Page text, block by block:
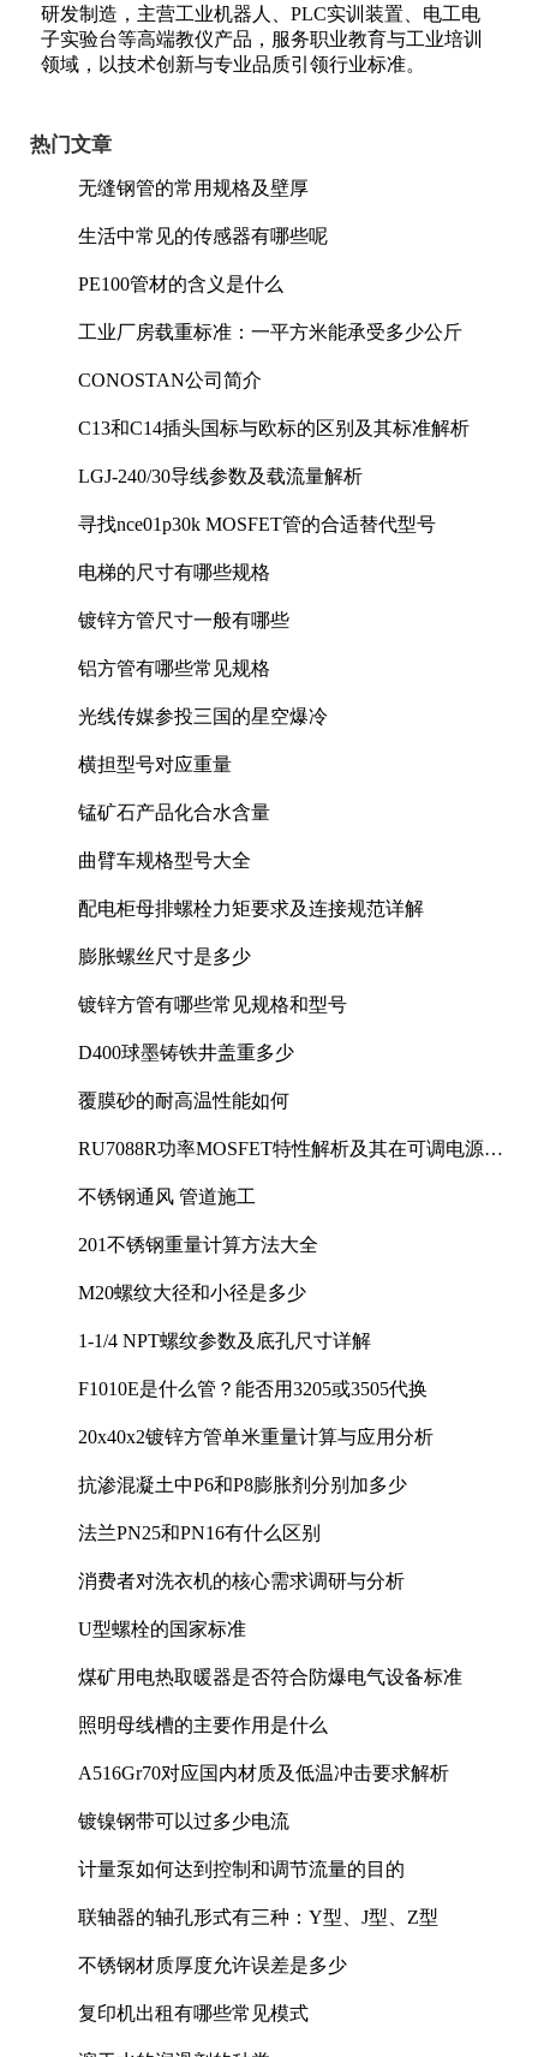
研发制造，主营工业机器人、PLC实训装置、电工电
子实验台等高端教仪产品，服务职业教育与工业培训
领域，以技术创新与专业品质引领行业标准。
热门文章
无缝钢管的常用规格及壁厚
生活中常见的传感器有哪些呢
PE100管材的含义是什么
工业厂房载重标准：一平方米能承受多少公斤
CONOSTAN公司简介
C13和C14插头国标与欧标的区别及其标准解析
LGJ-240/30导线参数及载流量解析
寻找nce01p30k MOSFET管的合适替代型号
电梯的尺寸有哪些规格
镀锌方管尺寸一般有哪些
铝方管有哪些常见规格
光线传媒参投三国的星空爆冷
横担型号对应重量
锰矿石产品化合水含量
曲臂车规格型号大全
配电柜母排螺栓力矩要求及连接规范详解
膨胀螺丝尺寸是多少
镀锌方管有哪些常见规格和型号
D400球墨铸铁井盖重多少
覆膜砂的耐高温性能如何
RU7088R功率MOSFET特性解析及其在可调电源设
不锈钢通风 管道施工
201不锈钢重量计算方法大全
M20螺纹大径和小径是多少
1-1/4 NPT螺纹参数及底孔尺寸详解
F1010E是什么管？能否用3205或3505代换
20x40x2镀锌方管单米重量计算与应用分析
抗渗混凝土中P6和P8膨胀剂分别加多少
法兰PN25和PN16有什么区别
消费者对洗衣机的核心需求调研与分析
U型螺栓的国家标准
煤矿用电热取暖器是否符合防爆电气设备标准
照明母线槽的主要作用是什么
A516Gr70对应国内材质及低温冲击要求解析
镀镍钢带可以过多少电流
计量泵如何达到控制和调节流量的目的
联轴器的轴孔形式有三种：Y型、J型、Z型
不锈钢材质厚度允许误差是多少
复印机出租有哪些常见模式